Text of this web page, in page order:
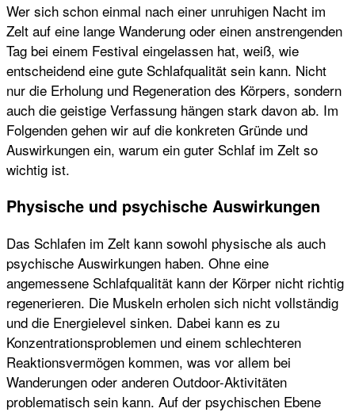
Wer sich schon einmal nach einer unruhigen Nacht im
Zelt auf eine lange Wanderung oder einen anstrengenden
Tag bei einem Festival eingelassen hat, weiß, wie
entscheidend eine gute Schlafqualität sein kann. Nicht
nur die Erholung und Regeneration des Körpers, sondern
auch die geistige Verfassung hängen stark davon ab. Im
Folgenden gehen wir auf die konkreten Gründe und
Auswirkungen ein, warum ein guter Schlaf im Zelt so
wichtig ist.
Physische und psychische Auswirkungen
Das Schlafen im Zelt kann sowohl physische als auch
psychische Auswirkungen haben. Ohne eine
angemessene Schlafqualität kann der Körper nicht richtig
regenerieren. Die Muskeln erholen sich nicht vollständig
und die Energielevel sinken. Dabei kann es zu
Konzentrationsproblemen und einem schlechteren
Reaktionsvermögen kommen, was vor allem bei
Wanderungen oder anderen Outdoor-Aktivitäten
problematisch sein kann. Auf der psychischen Ebene